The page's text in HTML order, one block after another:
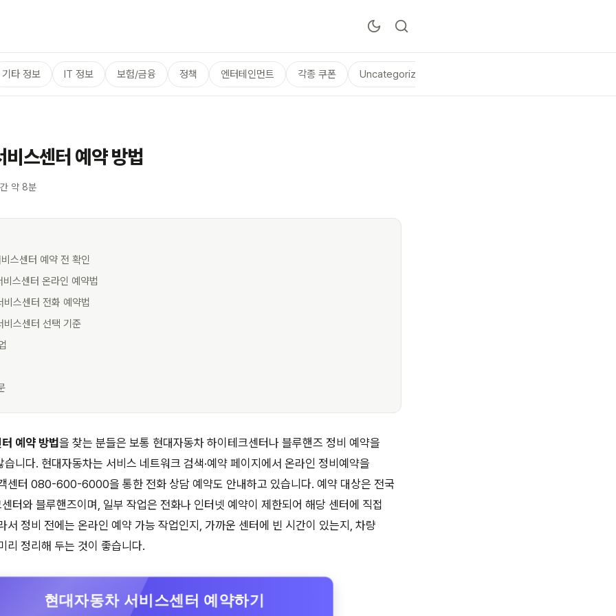
기타 정보 IT 정보 보험/금융 정책 엔터테인먼트 각종 쿠폰 Uncategorized
스센터 예약 방법
약 8분
스센터 예약 전 확인
스센터 온라인 예약법
스센터 전화 예약법
스센터 선택 기준
예약 방법을 찾는 분들은 보통 현대자동차 하이테크센터나 블루핸즈 정비 예약을
니다. 현대자동차는 서비스 네트워크 검색·예약 페이지에서 온라인 정비예약을
센터 080-600-6000을 통한 전화 상담 예약도 안내하고 있습니다. 예약 대상은 전국
터와 블루핸즈이며, 일부 작업은 전화나 인터넷 예약이 제한되어 해당 센터에 직접
서 정비 전에는 온라인 예약 가능 작업인지, 가까운 센터에 빈 시간이 있는지, 차량
리 정리해 두는 것이 좋습니다.
현대자동차 서비스센터 예약하기